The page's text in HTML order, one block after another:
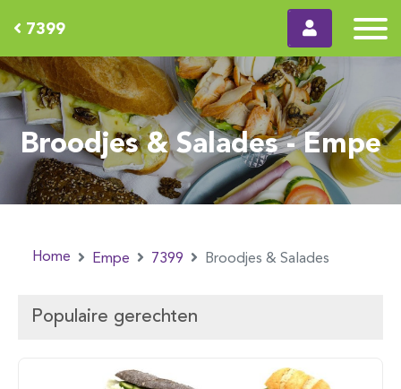
7399
Broodjes & Salades - Empe
Home Empe 7399 Broodjes & Salades
Populaire gerechten